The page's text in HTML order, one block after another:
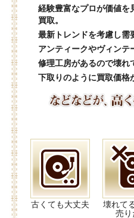
経験豊富なプロが価値を
買取。
最新トレンドを考慮し需
アンティークやヴィンテ
修理工房があるので壊れ
下取りのように買取価格
古くても大丈夫
壊れて
売り